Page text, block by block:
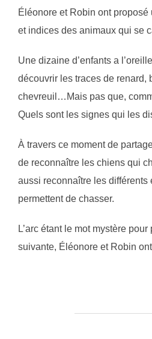
Éléonore et Robin ont
et indices des animaux qui se
Une dizaine d’enfants a
découvrir les traces de renard,
chevreuil…Mais pas que,
Quels sont les signes qui les
À travers ce moment de
de reconnaître les chiens qui
aussi reconnaître les différents
permettent de chasser.
L’arc étant le mot mystère pour
suivante, Éléonore et Robin